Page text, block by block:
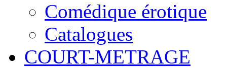
Comédique érotique
Catalogues
COURT-METRAGE